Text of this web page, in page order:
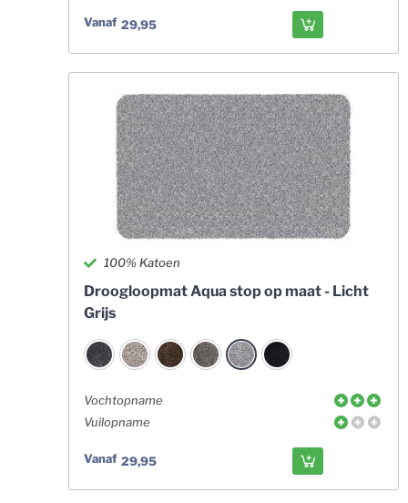
Vanaf 29,95
100% Katoen
Droogloopmat Aqua stop op maat - Licht
Grijs
Vochtopname
Vuilopname
Vanaf 29,95